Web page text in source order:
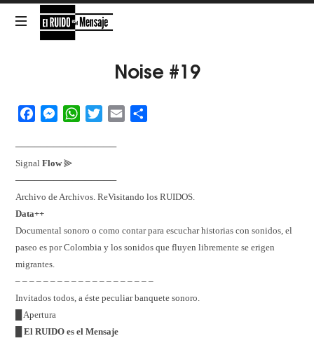
El
el
Mensaje
Noise #19
FacebookMessengerWhatsAppTwitterEmail
────────────────
SignalFlow⫸
────────────────
Archivo de Archivos. ReVisitando los RUIDOS.
Data++
Documental sonoro o como contar para escuchar historias con sonidos, el
paseo es por Colombia y los sonidos que fluyen libremente se erigen
migrantes.
– – – – – – – – – – – – – – – – – – – –
Invitados todos, a éste peculiar banquete sonoro.
█ Apertura
█El RUIDO es el Mensaje